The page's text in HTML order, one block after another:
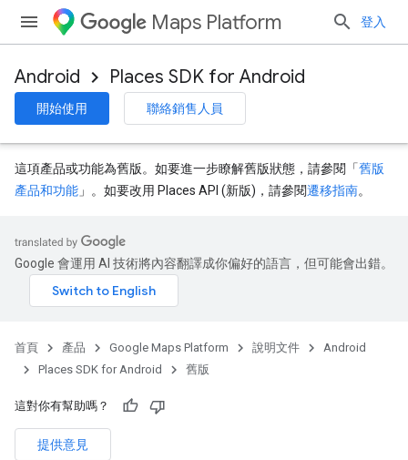
Maps Platform 登入
Android Places SDK for Android
開始使用 聯絡銷售人員
這項產品或功能為舊版。如要進一步瞭解舊版狀態，請參閱「舊版
產品和功能 」。如要改用 Places API (新版)，請參閱遷移指南。
Google 會運用 AI 技術將內容翻譯成你偏好的語言，但可能會出錯。
首頁 產品 Google Maps Platform 說明文件
Android
Places SDK for Android
舊版
這對你有幫助嗎？
提供意見